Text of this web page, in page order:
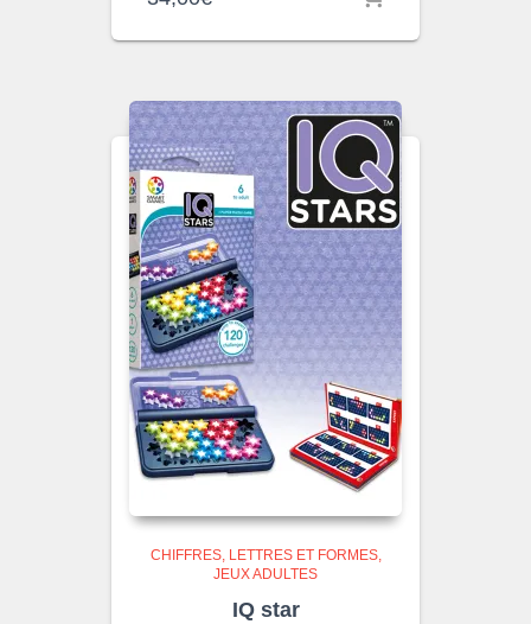
CHIFFRES, LETTRES ET FORMES
JEUX ADULTES
IQ star